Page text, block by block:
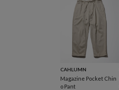
CAHLUMN
Magazine Pocket Chin
o Pant